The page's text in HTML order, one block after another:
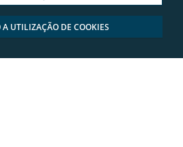
A UTILIZAÇÃO DE COOKIES